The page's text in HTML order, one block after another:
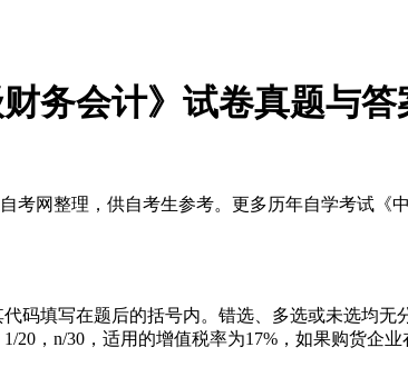
务会计》试卷真题与答
考网整理，供自考生参考。更多历年自学考试《
码填写在题后的括号内。错选、多选或未选均无
20，n/30，适用的增值税率为17%，如果购货企